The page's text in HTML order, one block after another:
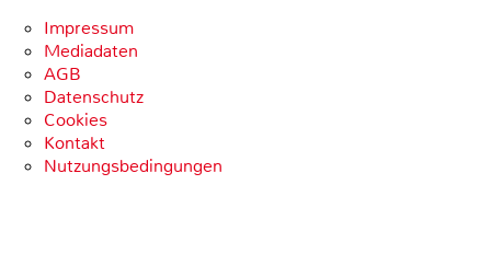
Impressum
Mediadaten
AGB
Datenschutz
Cookies
Kontakt
Nutzungsbedingungen